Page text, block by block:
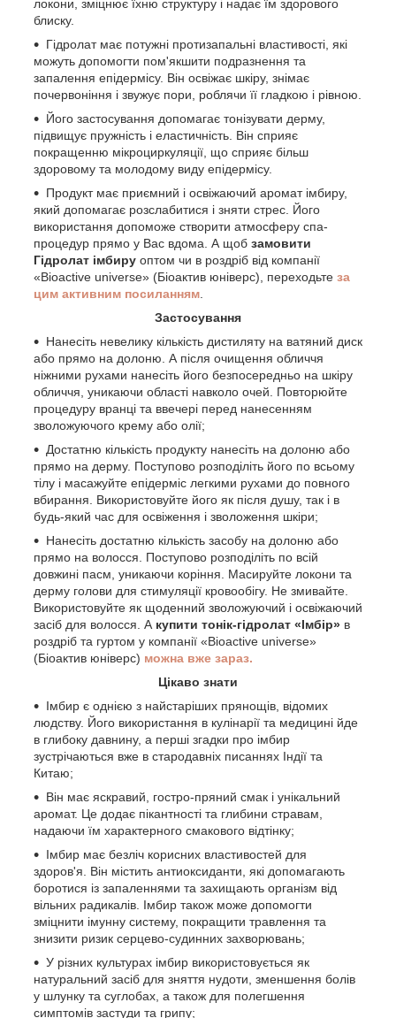
локони, зміцнює їхню структуру і надає їм здорового
блиску.
Гідролат має потужні протизапальні властивості, які
можуть допомогти пом'якшити подразнення та
запалення епідермісу. Він освіжає шкіру, знімає
почервоніння і звужує пори, роблячи її гладкою і рівною.
Його застосування допомагає тонізувати дерму,
підвищує пружність і еластичність. Він сприяє
покращенню мікроциркуляції, що сприяє більш
здоровому та молодому виду епідермісу.
Продукт має приємний і освіжаючий аромат імбиру,
який допомагає розслабитися і зняти стрес. Його
використання допоможе створити атмосферу спа-
процедур прямо у Вас вдома. А щоб замовити
Гідролат імбиру оптом чи в роздріб від компанії
«Bioactive universe» (Біоактив юніверс), переходьте за
цим активним посиланням
Застосування
Нанесіть невелику кількість дистиляту на ватяний диск
або прямо на долоню. А після очищення обличчя
ніжними рухами нанесіть його безпосередньо на шкіру
обличчя, уникаючи області навколо очей. Повторюйте
процедуру вранці та ввечері перед нанесенням
зволожуючого крему або олії;
Достатню кількість продукту нанесіть на долоню або
прямо на дерму. Поступово розподіліть його по всьому
тілу і масажуйте епідерміс легкими рухами до повного
вбирання. Використовуйте його як після душу, так і в
будь-який час для освіження і зволоження шкіри;
Нанесіть достатню кількість засобу на долоню або
прямо на волосся. Поступово розподіліть по всій
довжині пасм, уникаючи коріння. Масируйте локони та
дерму голови для стимуляції кровообігу. Не змивайте.
Використовуйте як щоденний зволожуючий і освіжаючий
засіб для волосся. А купити тонік-гідролат «Імбір» в
роздріб та гуртом у компанії «Bioactive universe»
(Біоактив юніверс) можна вже зараз.
Цікаво знати
Імбир є однією з найстаріших прянощів, відомих
людству. Його використання в кулінарії та медицині йде
в глибоку давнину, а перші згадки про імбир
зустрічаються вже в стародавніх писаннях Індії та
Китаю;
Він має яскравий, гостро-пряний смак і унікальний
аромат. Це додає пікантності та глибини стравам,
надаючи їм характерного смакового відтінку;
Імбир має безліч корисних властивостей для
здоров'я. Він містить антиоксиданти, які допомагають
боротися із запаленнями та захищають організм від
вільних радикалів. Імбир також може допомогти
зміцнити імунну систему, покращити травлення та
знизити ризик серцево-судинних захворювань;
У різних культурах імбир використовується як
натуральний засіб для зняття нудоти, зменшення болів
у шлунку та суглобах, а також для полегшення
симптомів застуди та грипу;